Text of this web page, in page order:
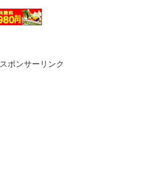
スポンサーリンク